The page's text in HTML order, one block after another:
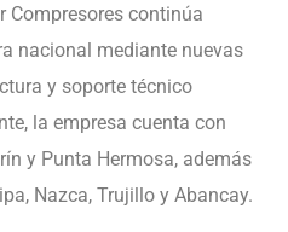
Compresores continúa
nacional mediante nuevas
y soporte técnico
la empresa cuenta con
y Punta Hermosa, además
Nazca, Trujillo y Abancay.